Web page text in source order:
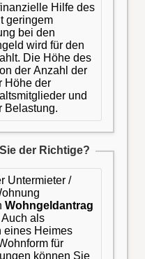
Hilfe des
geringem
bei den
wird für den
Die Höhe des
der Anzahl der
Höhe der
und
Belastung.
der Richtige?
Untermieter /
Wohngeldantrag
als
eines Heimes
für
können Sie